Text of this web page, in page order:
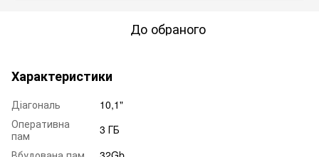
До обраного
Характеристики
Діагональ
10,1"
Оперативна
пам
3 ГБ